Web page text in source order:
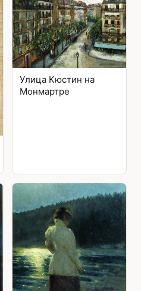
Улица Кюстин на
Монмартре